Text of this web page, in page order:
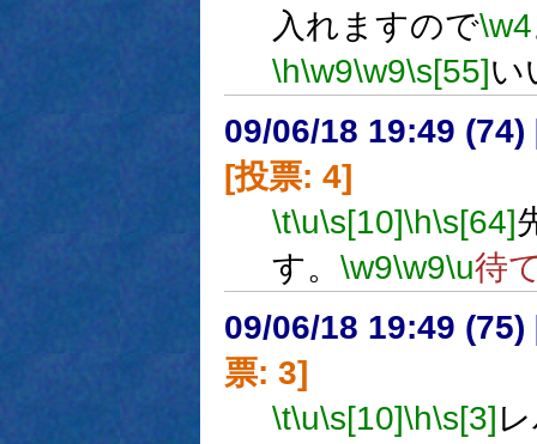
入れますので\w4
\h\w9\w9\s[55]い
09/06/18 19:49 (74)
[投票: 4]
\t\u\s[10]\h\s[64]
す。 \w9\w9\u待
09/06/18 19:49 (75)
票: 3]
\t\u\s[10]\h\s[3]